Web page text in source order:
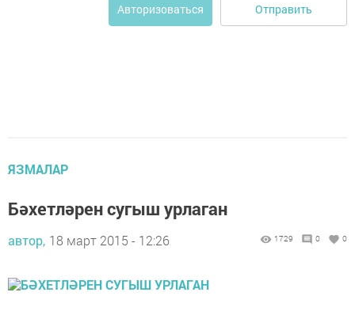
Авторизоваться Отправить
ЯЗМАЛАР
Бәхетләрен сугыш урлаган
автор, 18 март 2015 - 12:26 1729 0 0